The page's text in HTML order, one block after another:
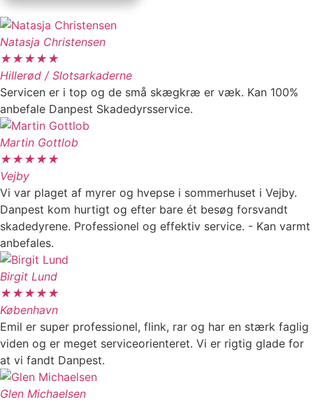
Natasja Christensen
★★★★★
Hillerød / Slotsarkaderne
Servicen er i top og de små skægkræ er væk. Kan 100%
anbefale Danpest Skadedyrsservice.
Martin Gottlob
★★★★★
Vejby
Vi var plaget af myrer og hvepse i sommerhuset i Vejby.
Danpest kom hurtigt og efter bare ét besøg forsvandt
skadedyrene. Professionel og effektiv service. - Kan varmt
anbefales.
Birgit Lund
★★★★★
København
Emil er super professionel, flink, rar og har en stærk faglig
viden og er meget serviceorienteret. Vi er rigtig glade for
at vi fandt Danpest.
Glen Michaelsen